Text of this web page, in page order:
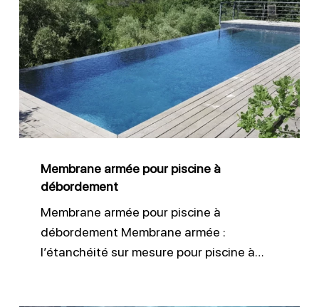
armée
pour
piscine
à
débordement
Membrane armée pour piscine à
débordement
Membrane armée pour piscine à
débordement Membrane armée :
l’étanchéité sur mesure pour piscine à…